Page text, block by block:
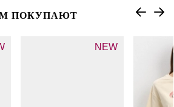
ПОКУПАЮТ
NEW